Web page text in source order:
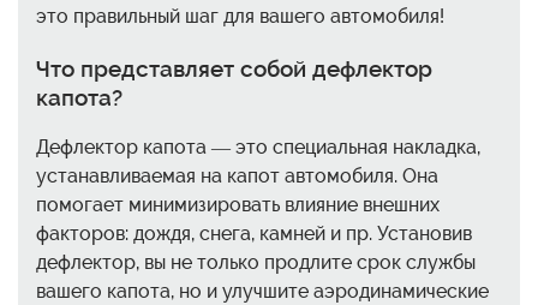
это правильный шаг для вашего автомобиля!
Что представляет собой дефлектор
капота?
Дефлектор капота — это специальная накладка,
устанавливаемая на капот автомобиля. Она
помогает минимизировать влияние внешних
факторов: дождя, снега, камней и пр. Установив
дефлектор, вы не только продлите срок службы
вашего капота, но и улучшите аэродинамические